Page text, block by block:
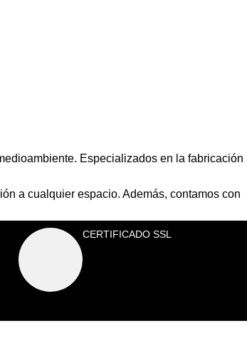
Especializados en la fabricación
a cualquier espacio. Además, contamos con
CERTIFICADO SSL